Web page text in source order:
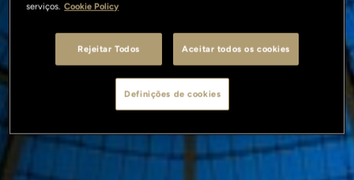
serviços. Cookie Policy
Rejeitar Todos Aceitar todos os cookies
Definições de cookies